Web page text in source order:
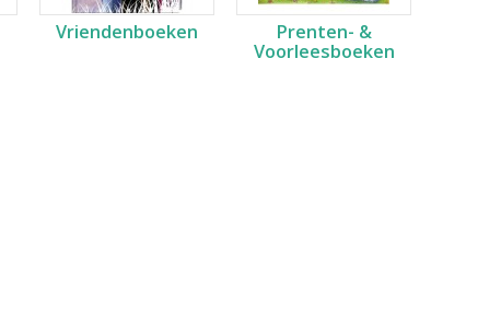
Vriendenboeken
Prenten- &
Voorleesboeken